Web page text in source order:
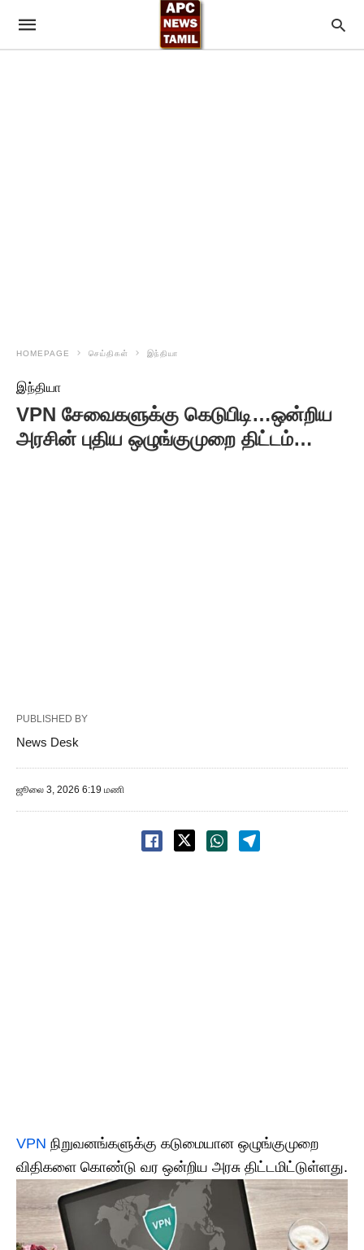
HOMEPAGE செய்திகள் இந்தியா
இந்தியா
VPN சேவைகளுக்கு கெடுபிடி…ஒன்றிய
அரசின் புதிய ஒழுங்குமுறை திட்டம்…
PUBLISHED BY
News Desk
ஜூலை 3, 2026 6:19 மணி
VPN நிறுவனங்களுக்கு கடுமையான ஒழுங்குமுறை
விதிகளை கொண்டு வர ஒன்றிய அரசு திட்டமிட்டுள்ளது.